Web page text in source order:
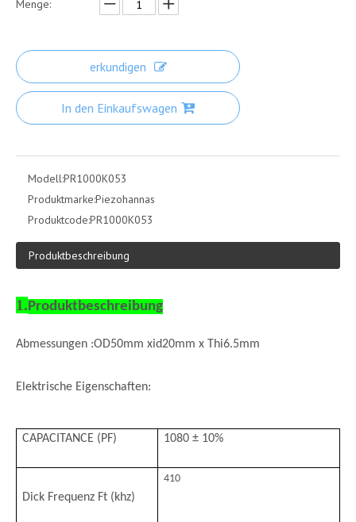
Menge:
erkundigen
In den Einkaufswagen
Modell:PR1000K053
Produktmarke:Piezohannas
Produktcode:PR1000K053
Produktbeschreibung
1.Produktbeschreibung
Abmessungen :OD50mm xid20mm x Thi6.5mm
Elektrische Eigenschaften:
CAPAC ITANCE (PF) 1080 ± 10%
Dick Frequenz Ft (khz)
410